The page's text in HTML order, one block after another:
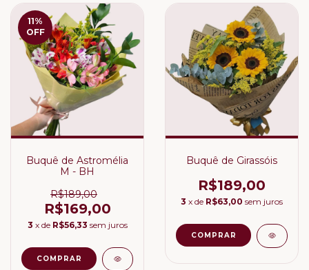
11%
OFF
Buquê de Astromélia
M - BH
R$189,00
R$169,00
3 x de R$56,33 sem juros
Buquê de Girassóis
R$189,00
3 x de R$63,00 sem juros